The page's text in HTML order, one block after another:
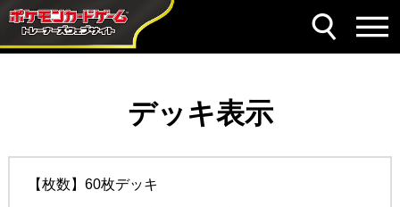
デッキ表示
【枚数】60枚デッキ